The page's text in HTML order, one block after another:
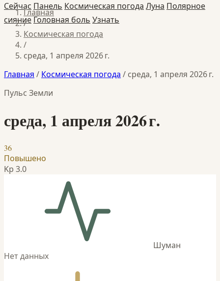
Сейчас Панель Космическая погода Луна Полярное
сияниеГоловная боль Узнать
Главная
/
Космическая погода
/
среда, 1 апреля 2026 г.
Главная / Космическая погода / среда, 1 апреля 2026 г.
Пульс Земли
среда, 1 апреля 2026 г.
36
Повышено
Kp 3.0
Шуман
Нет данных